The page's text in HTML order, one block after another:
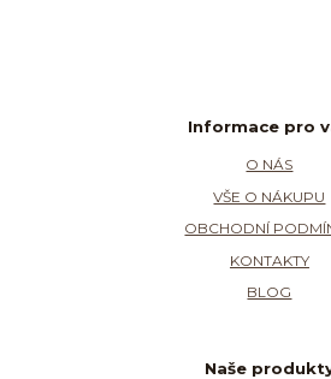
Informace pro
O NÁS
VŠE O NÁKUPU
OBCHODNÍ
KONTAKTY
BLOG
Naše